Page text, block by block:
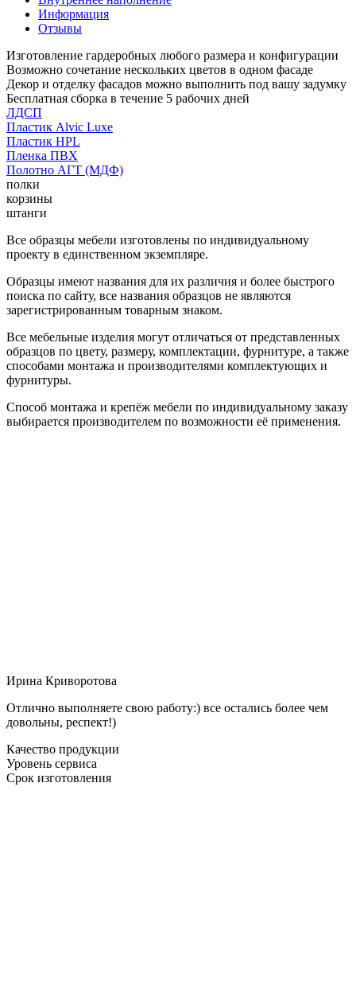
Информация
Отзывы
Изготовление гардеробных любого размера и конфигурации
Возможно сочетание нескольких цветов в одном фасаде
Декор и отделку фасадов можно выполнить под вашу задумку
Бесплатная сборка в течение 5 рабочих дней
ЛДСП
Пластик Alvic Luxe
Пластик HPL
Пленка ПВХ
Полотно АГТ (МДФ)
полки
корзины
штанги
Все образцы мебели изготовлены по индивидуальному
проекту в единственном экземпляре.
Образцы имеют названия для их различия и более быстрого
поиска по сайту, все названия образцов не являются
зарегистрированным товарным знаком.
Все мебельные изделия могут отличаться от представленных
образцов по цвету, размеру, комплектации, фурнитуре, а также
способами монтажа и производителями комплектующих и
фурнитуры.
Способ монтажа и крепёж мебели по индивидуальному заказу
выбирается производителем по возможности её применения.
Ирина Криворотова
Отлично выполняете свою работу:) все остались более чем
довольны, респект!)
Качество продукции
Уровень сервиса
Срок изготовления